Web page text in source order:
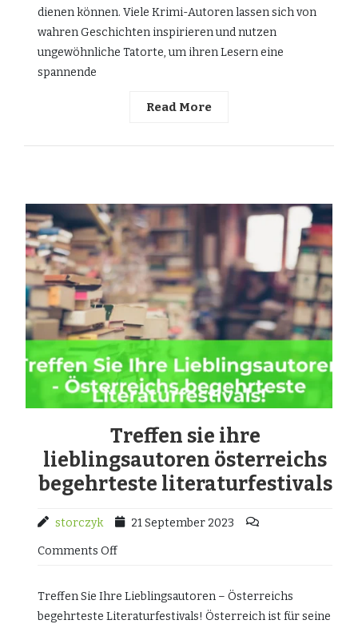
dienen können. Viele Krimi-Autoren lassen sich von
wahren Geschichten inspirieren und nutzen
ungewöhnliche Tatorte, um ihren Lesern eine
spannende
Read More
Treffen sie ihre
lieblingsautoren österreichs
begehrteste literaturfestivals
storczyk 21 September 2023
Comments Off
Treffen Sie Ihre Lieblingsautoren – Österreichs
begehrteste Literaturfestivals! Österreich ist für seine